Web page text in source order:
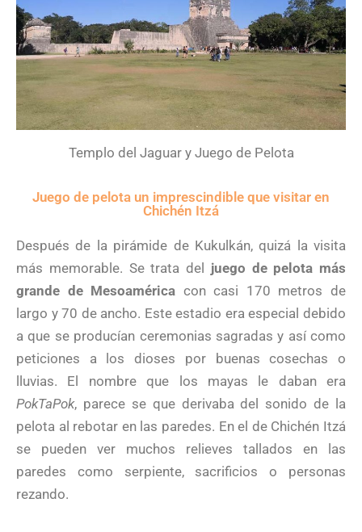
Templo del Jaguar y Juego de Pelota
Juego de pelota un imprescindible que visitar en
Chichén Itzá
Después de la pirámide de Kukulkán, quizá la visita
más memorable. Se trata del juego de pelota más
grande de Mesoamérica con casi 170 metros de
largo y 70 de ancho. Este estadio era especial debido
a que se producían ceremonias sagradas y así como
peticiones a los dioses por buenas cosechas o
lluvias. El nombre que los mayas le daban era
PokTaPok, parece se que derivaba del sonido de la
pelota al rebotar en las paredes. En el de Chichén Itzá
se pueden ver muchos relieves tallados en las
paredes como serpiente, sacrificios o personas
rezando.